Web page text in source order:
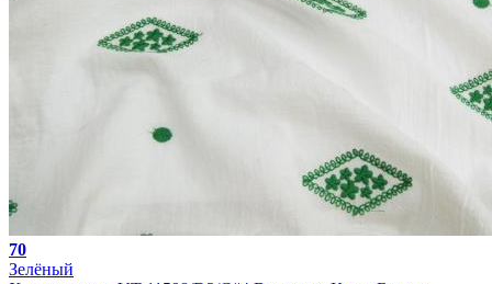
70
Зелёный